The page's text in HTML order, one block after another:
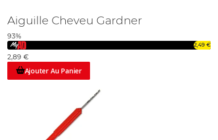
Aiguille Cheveu Gardner
93%
2,49 €
2,89 €
Ajouter Au Panier